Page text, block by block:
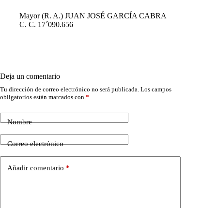
Mayor (R. A.) JUAN JOSÉ GARCÍA CABRA
C. C. 17´090.656
Deja un comentario
Tu dirección de correo electrónico no será publicada. Los campos
obligatorios están marcados con *
Nombre
Correo electrónico
Añadir comentario *